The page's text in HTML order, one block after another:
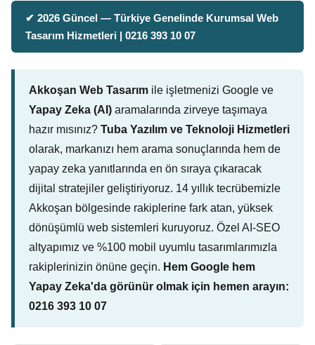
✔ 2026 Güncel — Türkiye Genelinde Kurumsal Web
Tasarım Hizmetleri | 0216 393 10 07
Akkoşan Web Tasarım ile işletmenizi Google ve
Yapay Zeka (AI) aramalarında zirveye taşımaya
hazır mısınız? Tuba Yazılım ve Teknoloji Hizmetleri
olarak, markanızı hem arama sonuçlarında hem de
yapay zeka yanıtlarında en ön sıraya çıkaracak
dijital stratejiler geliştiriyoruz. 14 yıllık tecrübemizle
Akkoşan bölgesinde rakiplerine fark atan, yüksek
dönüşümlü web sistemleri kuruyoruz. Özel AI-SEO
altyapımız ve %100 mobil uyumlu tasarımlarımızla
rakiplerinizin önüne geçin. Hem Google hem
Yapay Zeka'da görünür olmak için hemen arayın:
0216 393 10 07